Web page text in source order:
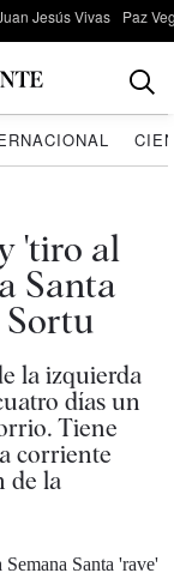
Jesús Vivas Paz
'tiro al
Santa
Sortu
la izquierda
días un
Tiene
corriente
de la